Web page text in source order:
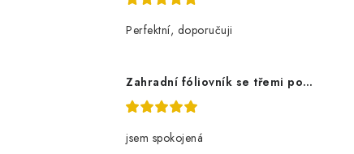
Perfektní, doporučuji
Zahradní fóliovník se třemi policemi
jsem spokojená